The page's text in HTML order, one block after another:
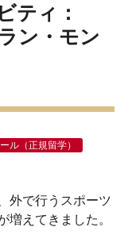
ティ：
ン・モン
ル（正規留学）
外で行うスポーツ
増えてきました。